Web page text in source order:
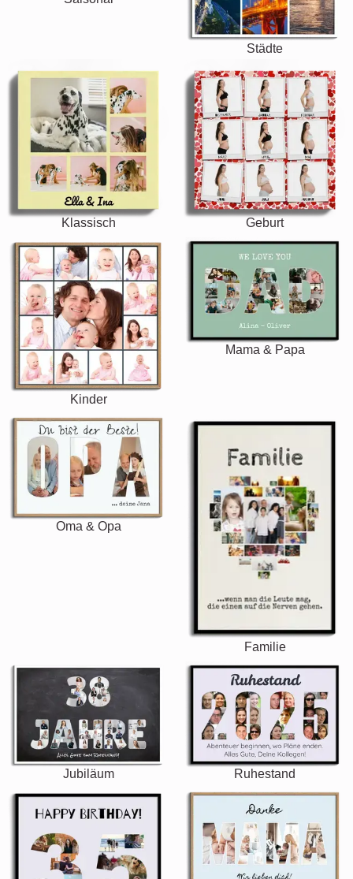
Städte
Klassisch Geburt
Kinder
Mama & Papa
Oma & Opa
Familie
Jubiläum Ruhestand